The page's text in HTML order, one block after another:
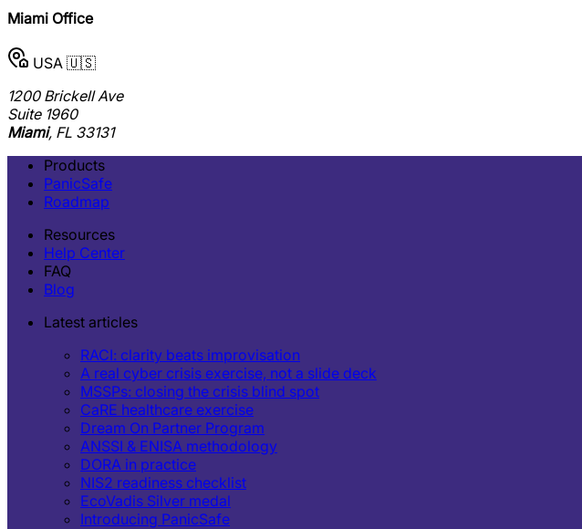
Miami Office
USA 🇺🇸
1200 Brickell Ave
Suite 1960
Miami, FL 33131
Products
PanicSafe
Roadmap
Resources
Help Center
FAQ
Blog
Latest articles
RACI: clarity beats improvisation
A real cyber crisis exercise, not a slide deck
MSSPs: closing the crisis blind spot
CaRE healthcare exercise
Dream On Partner Program
ANSSI & ENISA methodology
DORA in practice
NIS2 readiness checklist
EcoVadis Silver medal
Introducing PanicSafe